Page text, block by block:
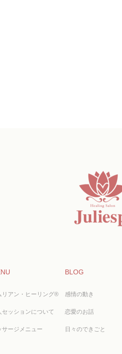
リアン・ヒーリング®
セッションについて
サージメニュー
BLOG
感情の動き
恋愛のお話
日々のできごと